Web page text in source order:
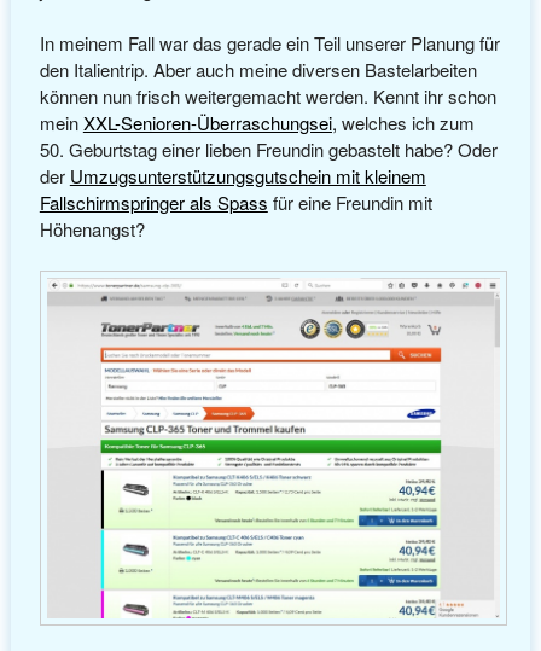
In meinem Fall war das gerade ein Teil unserer Planung für
den Italientrip. Aber auch meine diversen Bastelarbeiten
können nun frisch weitergemacht werden. Kennt ihr schon
meinXXL-Senioren-Überraschungsei, welches ich zum
50. Geburtstag einer lieben Freundin gebastelt habe? Oder
der Umzugsunterstützungsgutschein mit kleinem
Fallschirmspringer als Spass für eine Freundin mit
Höhenangst?